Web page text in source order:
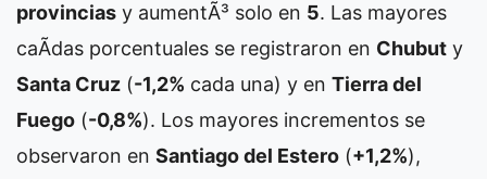
provincias y aumentÃ³ solo en 5. Las mayores
caÃ­das porcentuales se registraron en Chubut y
Santa Cruz (-1,2% cada una) y en Tierra del
Fuego (-0,8%). Los mayores incrementos se
observaron en Santiago del Estero (+1,2%),